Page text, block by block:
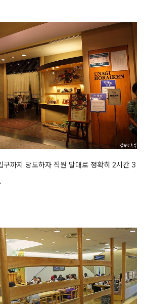
구까지 당도하자 직원 말대로 정확히 2시간 3